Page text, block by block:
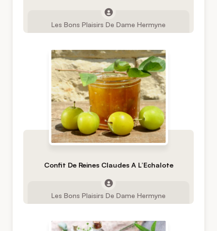
Les Bons Plaisirs De Dame Hermyne
Confit De Reines Claudes A L’Echalote
Les Bons Plaisirs De Dame Hermyne